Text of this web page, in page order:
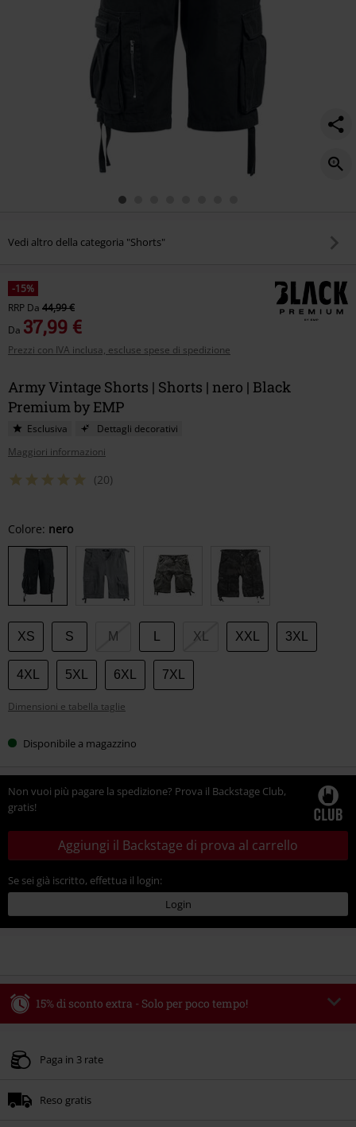
Vedi altro della categoria "Shorts"
-15%
RRP Da 44,99 €
Da 37,99 €
Prezzi con IVA inclusa, escluse spese di spedizione
Army Vintage Shorts | Shorts | nero | Black
Premium by EMP
Esclusiva
Dettagli decorativi
Maggiori informazioni
(20)
Scegli
la
tua
taglia
Colore: nero
XS S M XL XXL 3XL
4XL 5XL 6XL 7XL
Dimensioni e tabella taglie
Disponibile a magazzino
Non vuoi più pagare la spedizione? Prova il Backstage Club,
gratis!
Aggiungi il Backstage di prova al carrello
Se sei già iscritto, effettua il login:
Login
15% di sconto extra - Solo per poco tempo!
Valido fino al 09/08/2026
Una volta inserito il codice promozionale, lo sconto verrà applicato
Paga in 3 rate
Reso gratis